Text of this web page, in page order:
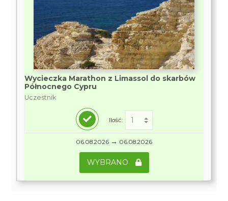
Wycieczka Marathon z Limassol do skarbów
Północnego Cypru
Uczestnik
Ilość:
06.08.2026 → 06.08.2026
WYBRANO